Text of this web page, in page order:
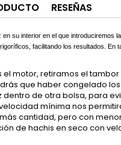
RESEÑAS
su interior en el que introduciremos
facilitando los resultados.
motor, retiramos el
que haber congelado
de otra bolsa, para
mínima nos
cantidad, pero con
de hachis en seco con